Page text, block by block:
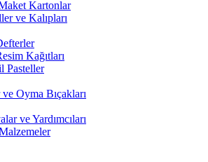
Kartonlar
ve Kalıpları
Kağıtları
Pasteller
Oyma Bıçakları
ve Yardımcıları